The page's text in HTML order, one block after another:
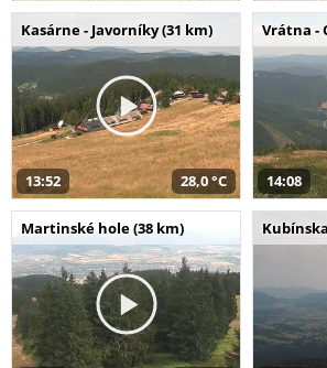
Kasárne - Javorníky (31 km)
13:52 28,0 °C
Vrátna -
14:08
Martinské hole (38 km)